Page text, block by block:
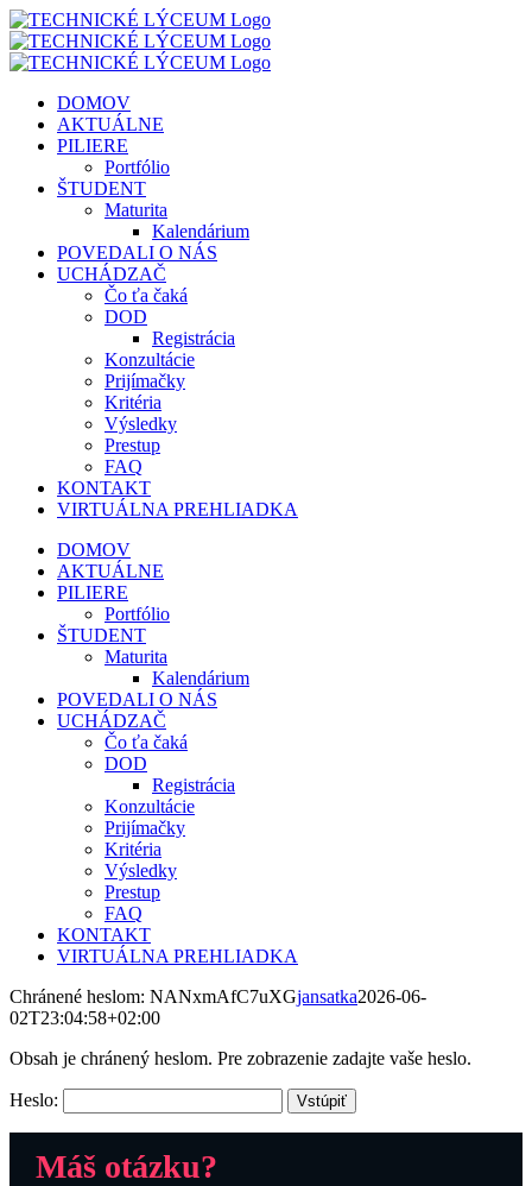
Skip
to
content
DOMOV
AKTUÁLNE
PILIERE
Portfólio
ŠTUDENT
Maturita
Kalendárium
POVEDALI O NÁS
UCHÁDZAČ
Čo ťa čaká
DOD
Registrácia
Konzultácie
Prijímačky
Kritéria
Výsledky
Prestup
FAQ
KONTAKT
VIRTUÁLNA PREHLIADKA
DOMOV
AKTUÁLNE
PILIERE
Portfólio
ŠTUDENT
Maturita
Kalendárium
POVEDALI O NÁS
UCHÁDZAČ
Čo ťa čaká
DOD
Registrácia
Konzultácie
Prijímačky
Kritéria
Výsledky
Prestup
FAQ
KONTAKT
VIRTUÁLNA PREHLIADKA
Chránené heslom: NANxmAfC7uXGjansatka2026-06-
02T23:04:58+02:00
Obsah je chránený heslom. Pre zobrazenie zadajte vaše heslo.
Heslo:
Máš otázku?